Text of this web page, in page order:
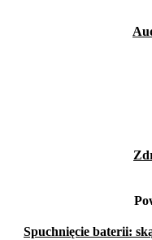
Spuchnięcie baterii: